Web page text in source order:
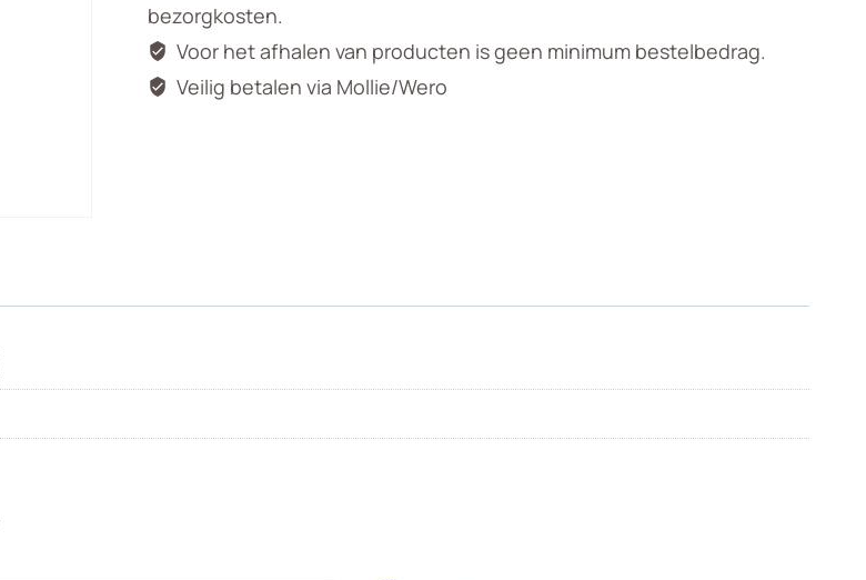
bezorgkosten.
Voor het afhalen van producten is geen minimum bestelbedrag.
Veilig betalen via Mollie/Wero